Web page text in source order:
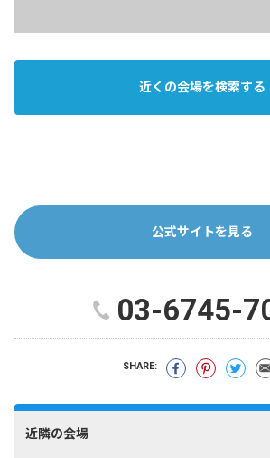
近くの会場を検索する
公式サイトを見る
03-6745-
SHARE:
近隣の会場